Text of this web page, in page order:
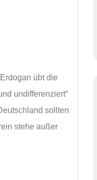
übt die
undifferenziert“
sollten
stehe außer